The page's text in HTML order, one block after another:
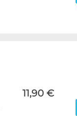
11,90 €